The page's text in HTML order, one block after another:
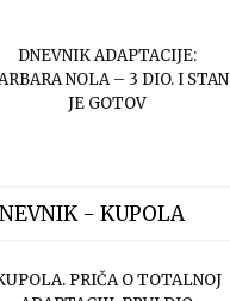
DNEVNIK ADAPTACIJE:
NOLA – 3 DIO. I STAN
JE GOTOV
- KUPOLA
PRIČA O TOTALNOJ